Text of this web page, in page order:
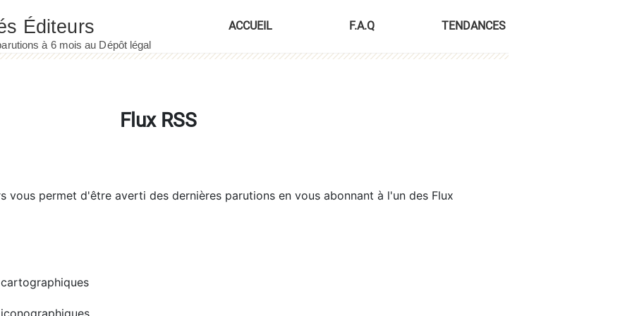
ACCUEIL F.A.Q TENDANCES
Flux RSS
vous permet d'être averti des dernières parutions en vous abonnant à l'un des Flux